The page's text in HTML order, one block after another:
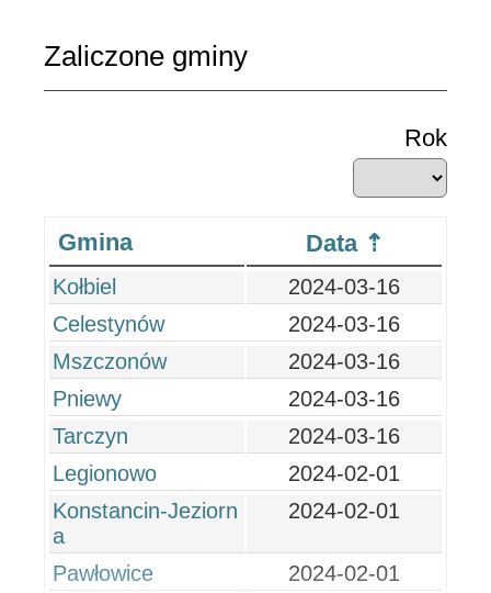
Zaliczone gminy
Rok
Gmina Data
Kołbiel
2024-03-16
Celestynów
2024-03-16
Mszczonów
2024-03-16
Pniewy
2024-03-16
Tarczyn
2024-03-16
Legionowo
2024-02-01
Konstancin-Jeziorn
a
2024-02-01
Pawłowice 2024-02-01